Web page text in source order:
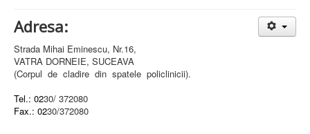
COMPARTIMENT PEDIATRIE
COMPARTIMENTUL DE PRIMIRE URGENȚE (CPU)
LABORATOARE
LABORATOR DE ANALIZE MEDICALE
MEDICALĂ
BLOC STERILIZARE
Adresa:
Strada Mihai Eminescu, Nr.16,
VATRA DORNEIE, SUCEAVA
(Corpul de cladire din spatele policlinicii).
Tel.: 0230/ 372080
Fax.: 0230/372080